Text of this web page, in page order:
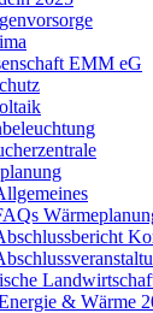
EMM eG
& Wärme